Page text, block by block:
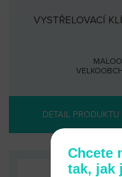
VYSTŘELOVACÍ
DETAIL PRODUKTU
Chcete
tak, jak